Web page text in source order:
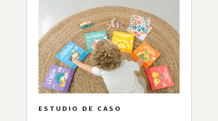
ESTUDIO DE CASO